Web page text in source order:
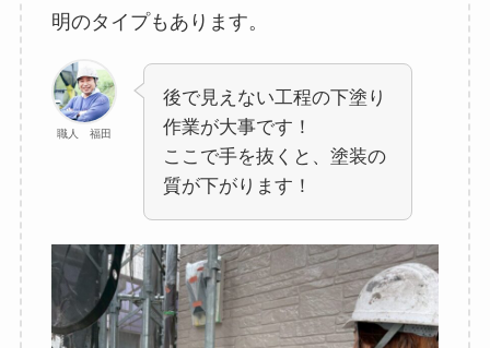
明のタイプもあります。
職人 福田
後で見えない工程の下塗り
作業が大事です！
ここで手を抜くと、塗装の
質が下がります！